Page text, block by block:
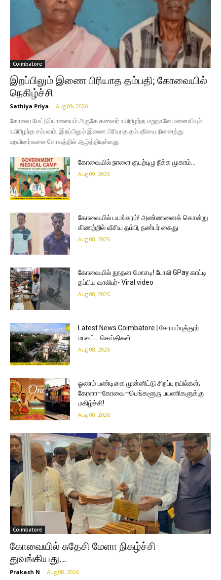
Coimbatore
இறப்பிலும் இணை பிரியாத தம்பதி; கோவையில்
நெகிழ்ச்சி
Sathiya Priya - Aug 09, 2026
கோவை மேட்டுப்பாளையம் அருகே கணவர் உயிரிழந்த மறுநாளே மனைவியும்
உயிரிழந்த சம்பவம், இறப்பிலும் இணை பிரியாத தம்பதியை நினைத்து
உறவினர்களை சோகத்தில் ஆழ்த்தியுள்ளது.
கோவையில் நாளை குடற்புழு நீக்க முகாம்…
Aug 09, 2026
கோவையில் பயங்கரம்! அண்ணனைக் கொன்று
கிணற்றில் வீசிய தம்பி, நண்பர் கைது
Aug 08, 2026
கோவையில் நூதன மோசடி! போலி GPay காட்டி
தப்பிய வாலிபர்- Viral video
Aug 08, 2026
Latest News Coimbatore | கோயம்புத்தூர்
மாவட்ட செய்திகள்
Aug 08, 2026
ஓணம் பண்டிகை முன்னிட்டு சிறப்பு ரயில்கள்;
கேரளா–கோவை–பெங்களூரு பயணிகளுக்கு
மகிழ்ச்சி!
Aug 08, 2026
Coimbatore
கோவையில் சுதேசி மேளா நிகழ்ச்சி
துவங்கியது…
Prakash N - Aug 08, 2026